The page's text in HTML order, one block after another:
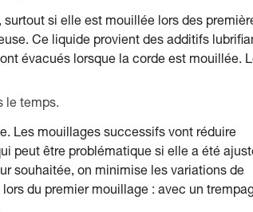
si elle est mouillée lors des
Ce liquide provient des additifs
évacués lorsque la corde est mouillée.
le temps.
Les mouillages successifs vont réduire
peut être problématique si elle a été
souhaitée, on minimise les variations de
du premier mouillage : avec un